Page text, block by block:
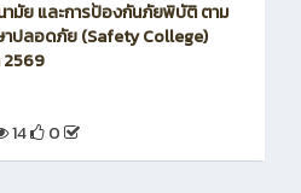
ปฏิบัติการเพื่อเสริมสร้างความ
มัย และการป้องกันภัยพิบัติ ตาม
ปลอดภัย (Safety College)
14 0